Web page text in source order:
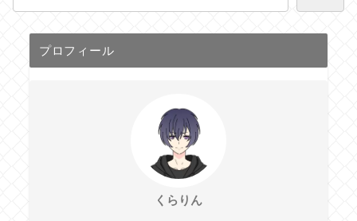
プロフィール
くらりん